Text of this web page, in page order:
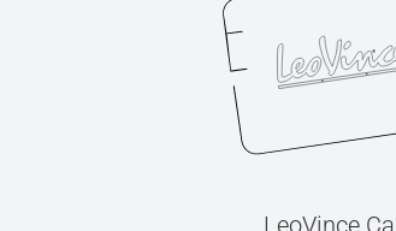
LeoVince